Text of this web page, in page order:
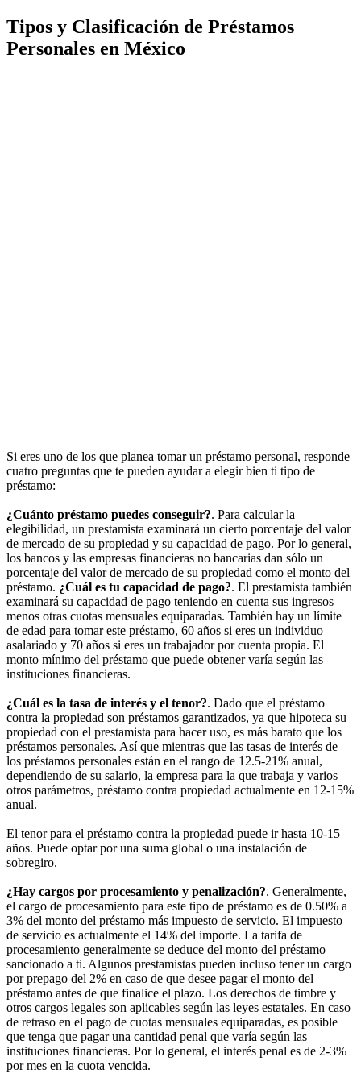
Tipos y Clasificación de Préstamos
Personales en México
Si eres uno de los que planea tomar un préstamo personal, responde
cuatro preguntas que te pueden ayudar a elegir bien ti tipo de
préstamo:
¿Cuánto préstamo puedes conseguir?. Para calcular la
elegibilidad, un prestamista examinará un cierto porcentaje del valor
de mercado de su propiedad y su capacidad de pago. Por lo general,
los bancos y las empresas financieras no bancarias dan sólo un
porcentaje del valor de mercado de su propiedad como el monto del
préstamo. ¿Cuál es tu capacidad de pago?. El prestamista también
examinará su capacidad de pago teniendo en cuenta sus ingresos
menos otras cuotas mensuales equiparadas. También hay un límite
de edad para tomar este préstamo, 60 años si eres un individuo
asalariado y 70 años si eres un trabajador por cuenta propia. El
monto mínimo del préstamo que puede obtener varía según las
instituciones financieras.
¿Cuál es la tasa de interés y el tenor?. Dado que el préstamo
contra la propiedad son préstamos garantizados, ya que hipoteca su
propiedad con el prestamista para hacer uso, es más barato que los
préstamos personales. Así que mientras que las tasas de interés de
los préstamos personales están en el rango de 12.5-21% anual,
dependiendo de su salario, la empresa para la que trabaja y varios
otros parámetros, préstamo contra propiedad actualmente en 12-15%
anual.
El tenor para el préstamo contra la propiedad puede ir hasta 10-15
años. Puede optar por una suma global o una instalación de
sobregiro.
¿Hay cargos por procesamiento y penalización?. Generalmente,
el cargo de procesamiento para este tipo de préstamo es de 0.50% a
3% del monto del préstamo más impuesto de servicio. El impuesto
de servicio es actualmente el 14% del importe. La tarifa de
procesamiento generalmente se deduce del monto del préstamo
sancionado a ti. Algunos prestamistas pueden incluso tener un cargo
por prepago del 2% en caso de que desee pagar el monto del
préstamo antes de que finalice el plazo. Los derechos de timbre y
otros cargos legales son aplicables según las leyes estatales. En caso
de retraso en el pago de cuotas mensuales equiparadas, es posible
que tenga que pagar una cantidad penal que varía según las
instituciones financieras. Por lo general, el interés penal es de 2-3%
por mes en la cuota vencida.